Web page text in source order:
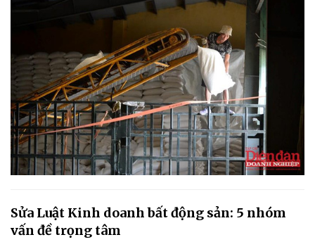
Sửa Luật Kinh doanh bất động sản: 5 nhóm
vấn đề trọng tâm